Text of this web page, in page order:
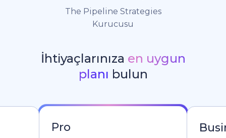
The Pipeline Strategies
Kurucusu
İhtiyaçlarınıza en uygun
planı bulun
Pro